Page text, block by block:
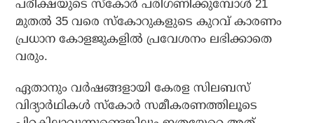
പരീക്ഷയുടെ സ്കോർ പരിഗണിക്കുമ്പോൾ 21
മുതൽ 35 വരെ സ്കോറുകളുടെ കുറവ് കാരണം
പ്രധാന കോളജുകളിൽ പ്രവേശനം ലഭിക്കാതെ
വരും.
ഏതാനും വർഷങ്ങളായി കേരള സിലബസ്
വിദ്യാർഥികൾ സ്കോർ സമീകരണത്തിലൂടെ